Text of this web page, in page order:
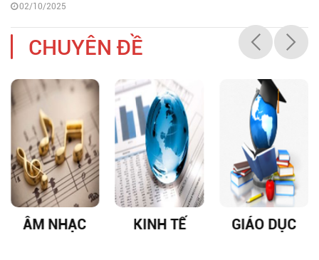
02/10/2025
CHUYÊN ĐỀ
KINH TẾ GIÁO DỤC
DỊCH VIÊM